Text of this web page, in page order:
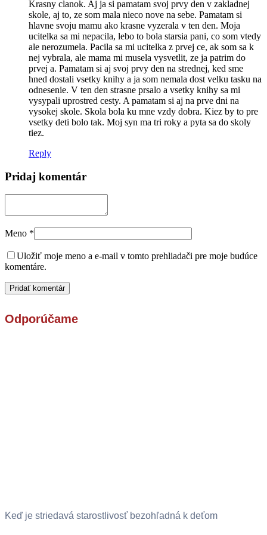
Krasny clanok. Aj ja si pamatam svoj prvy den v zakladnej
skole, aj to, ze som mala nieco nove na sebe. Pamatam si
hlavne svoju mamu ako krasne vyzerala v ten den. Moja
ucitelka sa mi nepacila, lebo to bola starsia pani, co som vtedy
ale nerozumela. Pacila sa mi ucitelka z prvej ce, ak som sa k
nej vybrala, ale mama mi musela vysvetlit, ze ja patrim do
prvej a. Pamatam si aj svoj prvy den na strednej, ked sme
hned dostali vsetky knihy a ja som nemala dost velku tasku na
odnesenie. V ten den strasne prsalo a vsetky knihy sa mi
vysypali uprostred cesty. A pamatam si aj na prve dni na
vysokej skole. Skola bola ku mne vzdy dobra. Kiez by to pre
vsetky deti bolo tak. Moj syn ma tri roky a pyta sa do skoly
tiez.
Reply
Pridaj komentár
Meno *
Uložiť moje meno a e-mail v tomto prehliadači pre moje budúce
komentáre.
Odporúčame
Keď je striedavá starostlivosť bezohľadná k deťom